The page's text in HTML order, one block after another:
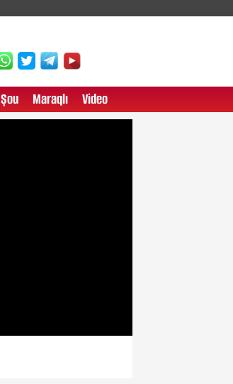
Şou Maraqlı Video